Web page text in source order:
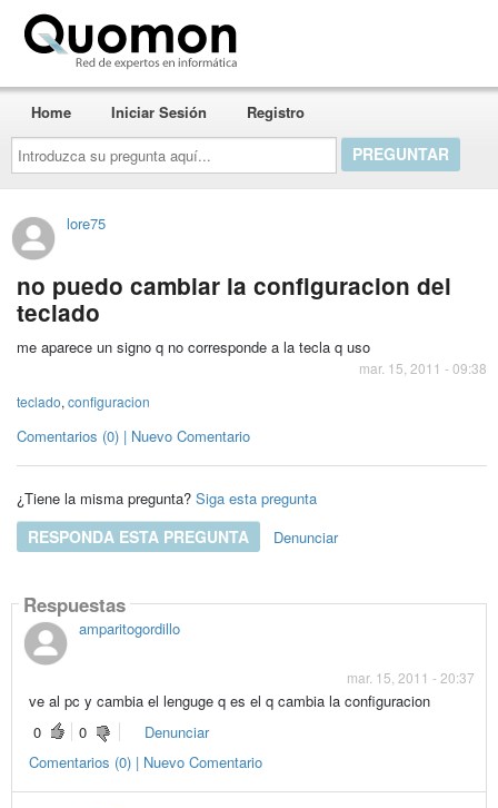
Introduzca
su
pregunta
aquí...
Home Iniciar Sesión Registro
lore75
no puedo cambiar la configuracion del
teclado
me aparece un signo q no corresponde a la tecla q uso
mar. 15, 2011 - 09:38
teclado, configuracion
Comentarios (0) | Nuevo Comentario
¿Tiene la misma pregunta? Siga esta pregunta
RESPONDA ESTA PREGUNTA Denunciar
Respuestas
amparitogordillo
mar. 15, 2011 - 20:37
ve al pc y cambia el lenguge q es el q cambia la configuracion
0
0
Denunciar
Comentarios (0) | Nuevo Comentario